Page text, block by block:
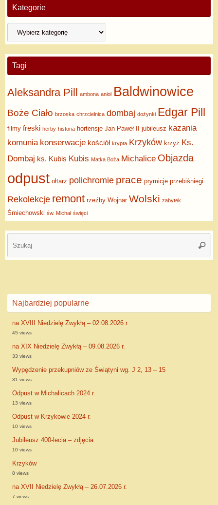
Kategorie
Tagi
Aleksandra Pill ambona anioł Baldwinowice
Boże Ciało brzoska chrzcielnica dombaj dożynki Edgar Pill
filmy freski herby historia hortensje Jan Paweł II jubileusz kazania
komunia konserwacje kościół krypta Krzyków krzyż Ks.
Dombaj ks. Kubis Kubis Matka Boża Michalice Objazda
odpust ołtarz polichromie prace prymicje przebiśniegi
Rekolekcje remont rzeźby Wojnar Wolski zabytek
Śmiechowski św. Michał święci
Najbardziej popularne
na XVIII Niedzielę Zwykłą – 02.08.2026 r.
45 views
na XIX Niedzielę Zwykłą – 09.08.2026 r.
33 views
Wypędzenie przekupniów ze Świątyni wg. J 2, 13 – 15
31 views
Odpust w Michalicach 2024 r.
13 views
Odpust w Krzykowie 2024 r.
10 views
Jubileusz 400-lecia – zdjęcia
10 views
Krzyków
8 views
na XVII Niedzielę Zwykłą – 26.07.2026 r.
7 views